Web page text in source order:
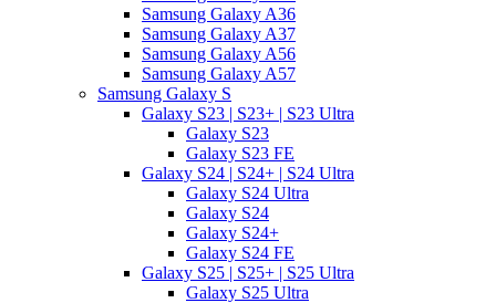
Samsung Galaxy A36
Samsung Galaxy A37
Samsung Galaxy A56
Samsung Galaxy A57
Samsung Galaxy S
Galaxy S23 | S23+ | S23 Ultra
Galaxy S23
Galaxy S23 FE
Galaxy S24 | S24+ | S24 Ultra
Galaxy S24 Ultra
Galaxy S24
Galaxy S24+
Galaxy S24 FE
Galaxy S25 | S25+ | S25 Ultra
Galaxy S25 Ultra